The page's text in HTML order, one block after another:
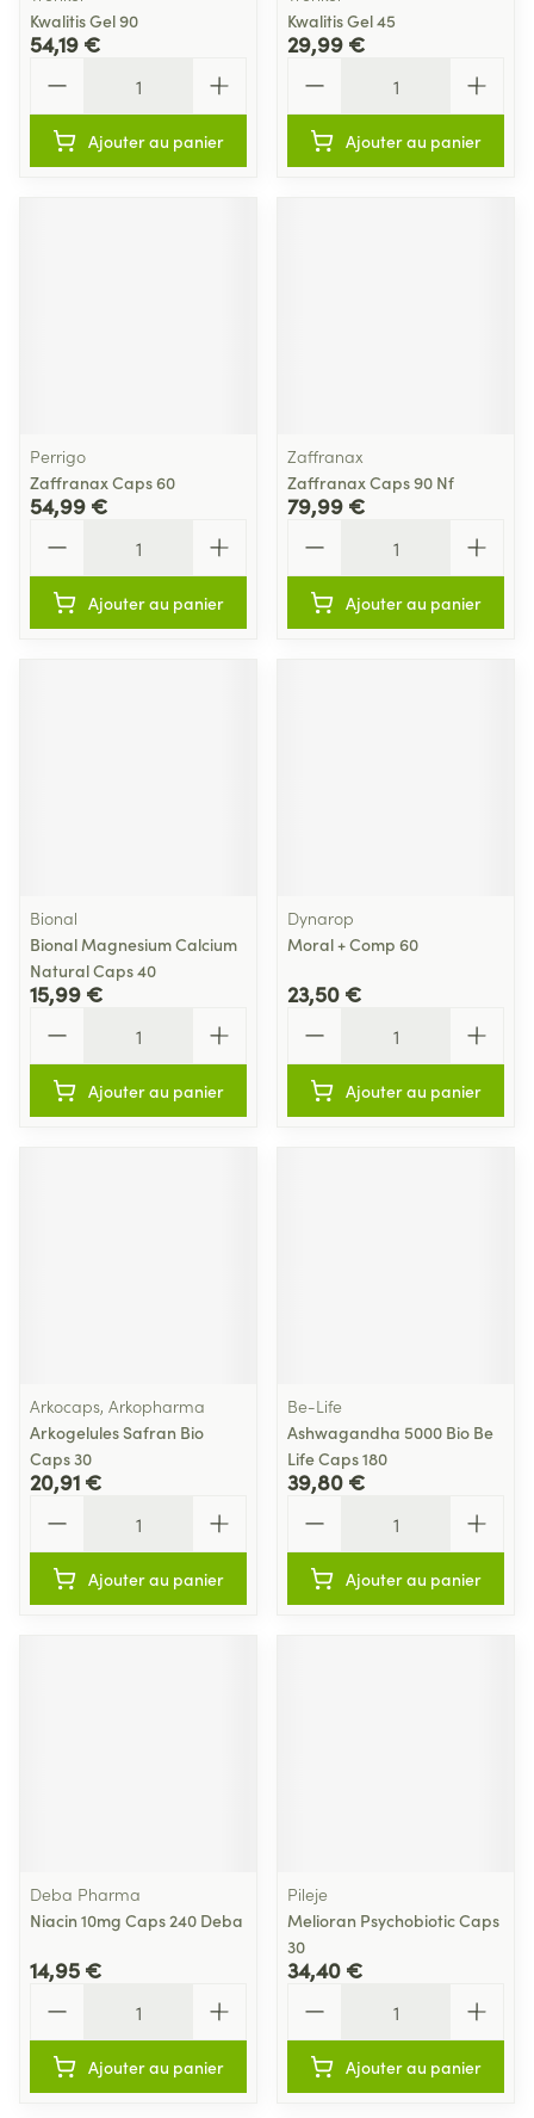
Kwalitis Gel 90
54,19 €
Ajouter au panier
Kwalitis Gel 45
29,99 €
Ajouter au panier
Perrigo
Zaffranax Caps 60
54,99 €
Ajouter au panier
Zaffranax
Zaffranax Caps 90 Nf
79,99 €
Ajouter au panier
Bional
Bional Magnesium Calcium
Natural Caps 40
15,99 €
Ajouter au panier
Dynarop
Moral + Comp 60
23,50 €
Ajouter au panier
Arkocaps, Arkopharma
Arkogelules Safran Bio
Caps 30
20,91 €
Ajouter au panier
Be-Life
Ashwagandha 5000 Bio Be
Life Caps 180
39,80 €
Ajouter au panier
Deba Pharma
Niacin 10mg Caps 240 Deba
14,95 €
Ajouter au panier
Pileje
Melioran Psychobiotic Caps
30
34,40 €
Ajouter au panier